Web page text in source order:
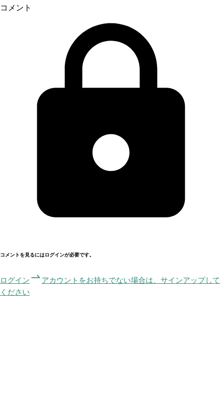
コメント
コメントを見るにはログインが必要です。
ログイン
アカウントをお持ちでない場合は、サインアップして
ください